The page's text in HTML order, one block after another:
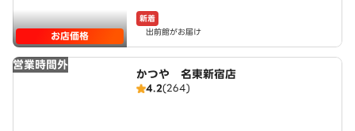
お店価格
新着
出前館がお届け
営業時間外
かつや 名東新宿店
4.2(264)